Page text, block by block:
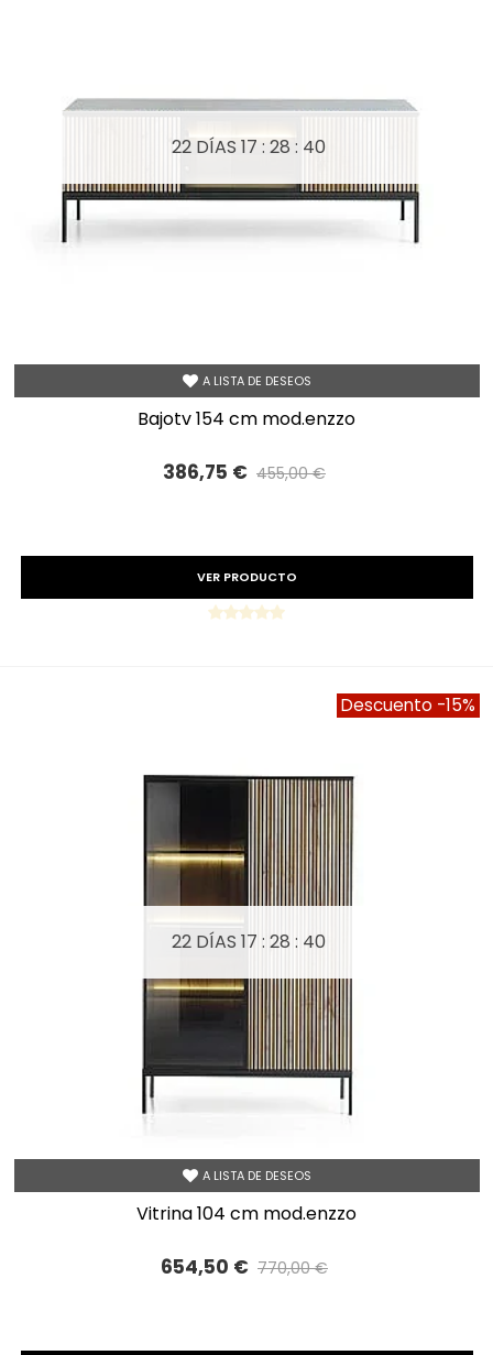
A LISTA DE DESEOS
22 DÍAS 17 : 28 : 40
bajotv 154 cm mod.enzzo
386,75 € 455,00 €
VER PRODUCTO
Descuento -15%
A LISTA DE DESEOS
22 DÍAS 17 : 28 : 40
vitrina 104 cm mod.enzzo
654,50 € 770,00 €